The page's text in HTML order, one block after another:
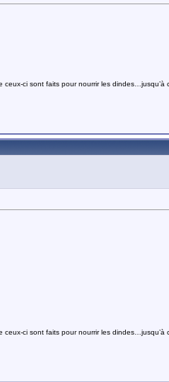
ci sont faits pour nourrir les
ci sont faits pour nourrir les